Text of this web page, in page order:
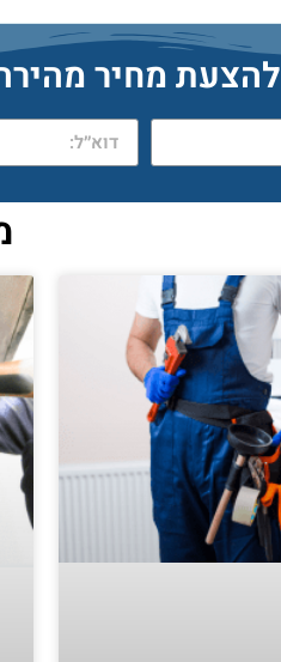
להצעת מחיר מהירה